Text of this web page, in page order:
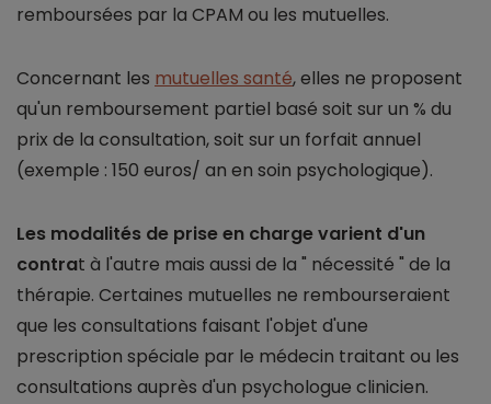
remboursées par la CPAM ou les mutuelles.
Concernant les mutuelles santé, elles ne proposent
qu'un remboursement partiel basé soit sur un % du
prix de la consultation, soit sur un forfait annuel
(exemple : 150 euros/ an en soin psychologique).
Les modalités de prise en charge varient d'un
contrat à l'autre mais aussi de la " nécessité " de la
thérapie. Certaines mutuelles ne rembourseraient
que les consultations faisant l'objet d'une
prescription spéciale par le médecin traitant ou les
consultations auprès d'un psychologue clinicien.